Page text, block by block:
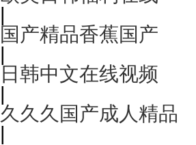
|
国产精品香蕉国产
|
日韩中文在线视频
|
久久久国产成人精品
|